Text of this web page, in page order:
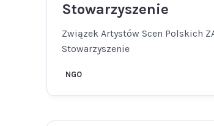
Stowarzyszenie
Związek Artystów Scen Polskich
Stowarzyszenie
NGO